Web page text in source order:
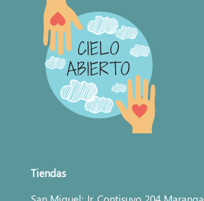
Tiendas